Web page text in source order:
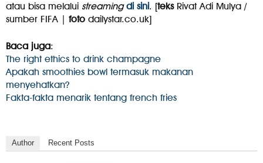
atau bisa melalui streaming di sini. [teksRivat Adi Mulya /
sumber FIFA | foto dailystar.co.uk]
Baca juga:
The right ethics to drink champagne
Apakah smoothies bowl termasuk makanan
menyehatkan?
Fakta-fakta menarik tentang french fries
Author Recent Posts